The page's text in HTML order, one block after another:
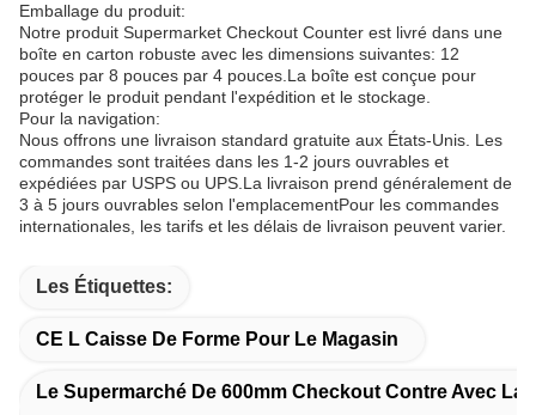
Emballage du produit:
Notre produit Supermarket Checkout Counter est livré dans une
boîte en carton robuste avec les dimensions suivantes: 12
pouces par 8 pouces par 4 pouces.La boîte est conçue pour
protéger le produit pendant l'expédition et le stockage.
Pour la navigation:
Nous offrons une livraison standard gratuite aux États-Unis. Les
commandes sont traitées dans les 1-2 jours ouvrables et
expédiées par USPS ou UPS.La livraison prend généralement de
3 à 5 jours ouvrables selon l'emplacementPour les commandes
internationales, les tarifs et les délais de livraison peuvent varier.
Les Étiquettes:
CE L Caisse De Forme Pour Le Magasin
Le Supermarché De 600mm Checkout Contre Avec La